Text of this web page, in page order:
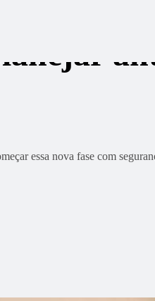
essa nova fase com